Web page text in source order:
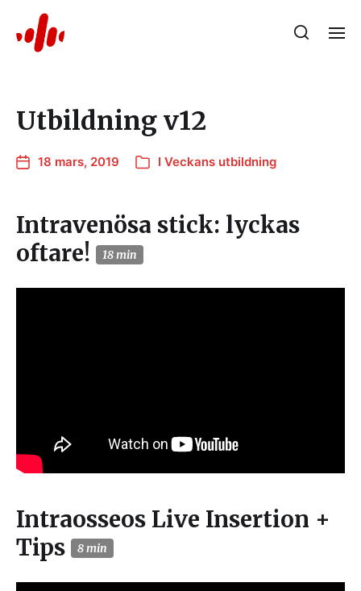
Utbildning v12
18 mars, 2019 I Veckans utbildning
Intravenösa stick: lyckas
oftare!
18 min
Intraosseos Live Insertion +
Tips
8 min